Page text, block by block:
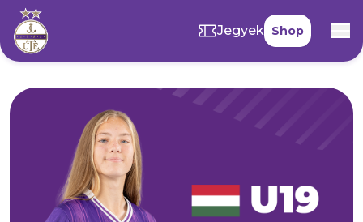
Jegyek Shop